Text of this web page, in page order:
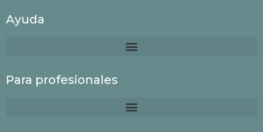
Ayuda
Para profesionales